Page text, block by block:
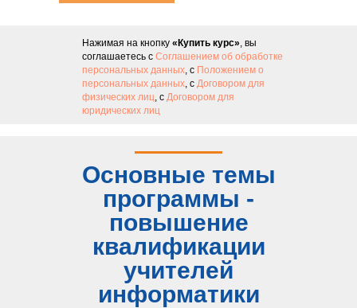
Нажимая на кнопку «Купить курс», вы
соглашаетесь с Соглашением об обработке
персональных данных, с Положением о
персональных данных, с Договором для
физических лиц, с Договором для
юридических лиц
Основные темы
программы -
повышение
квалификации
учителей
информатики